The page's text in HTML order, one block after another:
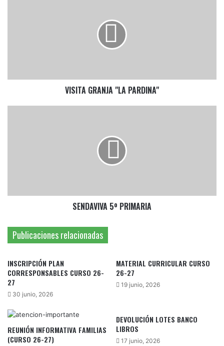
VISITA GRANJA "LA PARDINA"
SENDAVIVA 5º PRIMARIA
Publicaciones relacionadas
INSCRIPCIÓN PLAN
CORRESPONSABLES CURSO 26-
27
30 junio, 2026
MATERIAL CURRICULAR CURSO
26-27
19 junio, 2026
REUNIÓN INFORMATIVA FAMILIAS
(CURSO 26-27)
DEVOLUCIÓN LOTES BANCO
LIBROS
17 junio, 2026